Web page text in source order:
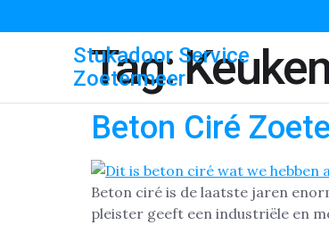
Stukadoor Service
Zoetermeer
Tag:
Beton Ciré
Beton ciré is de laatste jaren
pleister geeft een industriële en